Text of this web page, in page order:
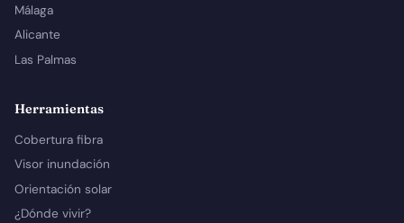
Málaga
Alicante
Las Palmas
Herramientas
Cobertura fibra
Visor inundación
Orientación solar
¿Dónde vivir?